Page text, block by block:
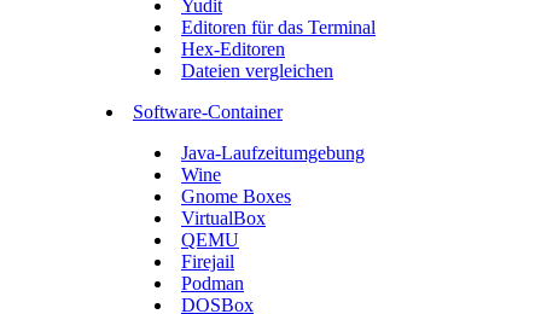
Yudit
Editoren für das Terminal
Hex-Editoren
Dateien vergleichen
Software-Container
Java-Laufzeitumgebung
Wine
Gnome Boxes
VirtualBox
QEMU
Firejail
Podman
DOSBox